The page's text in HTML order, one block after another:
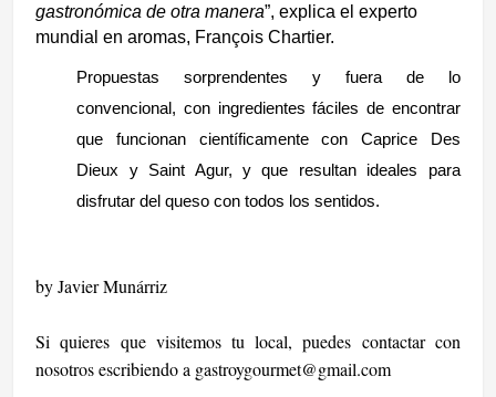
gastronómica de otra manera”, explica el experto
mundial en aromas, François Chartier.
Propuestas sorprendentes y fuera de lo
convencional, con ingredientes fáciles de encontrar
que funcionan científicamente con Caprice Des
Dieux y Saint Agur, y que resultan ideales para
disfrutar del queso con todos los sentidos.
by Javier Munárriz
Si quieres que visitemos tu local, puedes contactar con
nosotros escribiendo a gastroygourmet@gmail.com